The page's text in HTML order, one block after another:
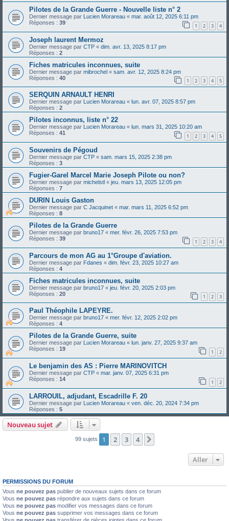
Pilotes de la Grande Guerre - Nouvelle liste n° 2
Dernier message par Lucien Morareau « mar. août 12, 2025 6:11 pm
Réponses : 39 1 2 3 4
Joseph laurent Mermoz
Dernier message par CTP « dim. avr. 13, 2025 8:17 pm
Réponses : 2
Fiches matricules inconnues, suite
Dernier message par mibrochel « sam. avr. 12, 2025 8:24 pm
Réponses : 40 1 2 3 4 5
SERQUIN ARNAULT HENRI
Dernier message par Lucien Morareau « lun. avr. 07, 2025 8:57 pm
Réponses : 2
Pilotes inconnus, liste n° 22
Dernier message par Lucien Morareau « lun. mars 31, 2025 10:20 am
Réponses : 41 1 2 3 4 5
Souvenirs de Pégoud
Dernier message par CTP « sam. mars 15, 2025 2:38 pm
Réponses : 3
Fugier-Garel Marcel Marie Joseph Pilote ou non?
Dernier message par michelstl « jeu. mars 13, 2025 12:05 pm
Réponses : 7
DURIN Louis Gaston
Dernier message par C Jacquinet « mar. mars 11, 2025 6:52 pm
Réponses : 8
Pilotes de la Grande Guerre
Dernier message par bruno17 « mer. févr. 26, 2025 7:53 pm
Réponses : 39 1 2 3 4
Parcours de mon AG au 1°Groupe d'aviation.
Dernier message par Fdanes « dim. févr. 23, 2025 10:27 am
Réponses : 4
Fiches matricules inconnues, suite
Dernier message par bruno17 « jeu. févr. 20, 2025 2:03 pm
Réponses : 20 1 2 3
Paul Théophile LAPEYRE.
Dernier message par bruno17 « mer. févr. 12, 2025 2:02 pm
Réponses : 4
Pilotes de la Grande Guerre, suite
Dernier message par Lucien Morareau « lun. janv. 27, 2025 9:37 am
Réponses : 19 1 2
Le benjamin des AS : Pierre MARINOVITCH
Dernier message par CTP « mar. janv. 07, 2025 6:31 pm
Réponses : 14 1 2
LARROUIL, adjudant, Escadrille F. 20
Dernier message par Lucien Morareau « ven. déc. 20, 2024 7:34 pm
Réponses : 5
Nouveau sujet
99 sujets 1 2 3 4
Aller
PERMISSIONS DU FORUM
Vous ne pouvez pas publier de nouveaux sujets dans ce forum
Vous ne pouvez pas répondre aux sujets dans ce forum
Vous ne pouvez pas modifier vos messages dans ce forum
Vous ne pouvez pas supprimer vos messages dans ce forum